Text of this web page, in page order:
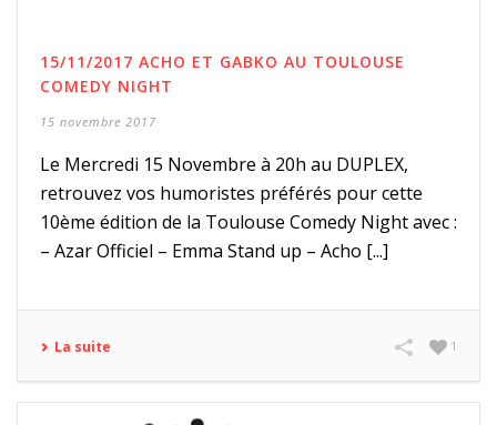
15/11/2017 ACHO ET GABKO AU TOULOUSE
COMEDY NIGHT
15 novembre 2017
Le Mercredi 15 Novembre à 20h au DUPLEX,
retrouvez vos humoristes préférés pour cette
10ème édition de la Toulouse Comedy Night avec :
– Azar Officiel – Emma Stand up – Acho [...]
La suite 1